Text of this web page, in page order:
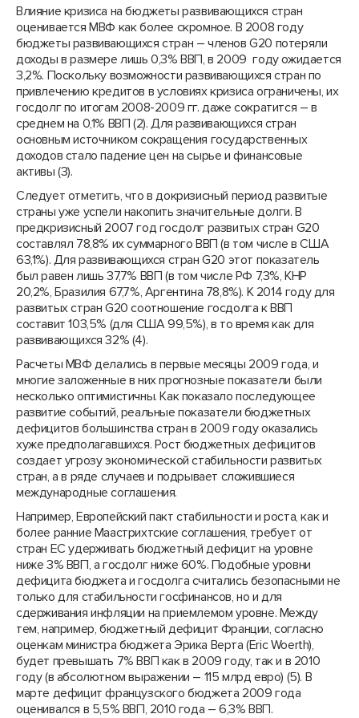
Влияние кризиса на бюджеты развивающихся стран
оценивается МВФ как более скромное. В 2008 году
бюджеты развивающихся стран – членов G20 потеряли
доходы в размере лишь 0,3% ВВП, в 2009 году ожидается
3,2%. Поскольку возможности развивающихся стран по
привлечению кредитов в условиях кризиса ограничены, их
госдолг по итогам 2008-2009 гг. даже сократится – в
среднем на 0,1% ВВП (2). Для развивающихся стран
основным источником сокращения государственных
доходов стало падение цен на сырье и финансовые
активы (3).
Следует отметить, что в докризисный период развитые
страны уже успели накопить значительные долги. В
предкризисный 2007 год госдолг развитых стран G20
составлял 78,8% их суммарного ВВП (в том числе в США
63,1%). Для развивающихся стран G20 этот показатель
был равен лишь 37,7% ВВП (в том числе РФ 7,3%, КНР
20,2%, Бразилия 67,7%, Аргентина 78,8%). К 2014 году для
развитых стран G20 соотношение госдолга к ВВП
составит 103,5% (для США 99,5%), в то время как для
развивающихся 32% (4).
Расчеты МВФ делались в первые месяцы 2009 года, и
многие заложенные в них прогнозные показатели были
несколько оптимистичны. Как показало последующее
развитие событий, реальные показатели бюджетных
дефицитов большинства стран в 2009 году оказались
хуже предполагавшихся. Рост бюджетных дефицитов
создает угрозу экономической стабильности развитых
стран, а в ряде случаев и подрывает сложившиеся
международные соглашения.
Например, Европейский пакт стабильности и роста, как и
более ранние Маастрихтские соглашения, требует от
стран ЕС удерживать бюджетный дефицит на уровне
ниже 3% ВВП, а госдолг ниже 60%. Подобные уровни
дефицита бюджета и госдолга считались безопасными не
только для стабильности госфинансов, но и для
сдерживания инфляции на приемлемом уровне. Между
тем, например, бюджетный дефицит Франции, согласно
оценкам министра бюджета Эрика Верта (Eric Woerth),
будет превышать 7% ВВП как в 2009 году, так и в 2010
году (в абсолютном выражении – 115 млрд евро) (5). В
марте дефицит французского бюджета 2009 года
оценивался в 5,5% ВВП, 2010 года – 6,3% ВВП.